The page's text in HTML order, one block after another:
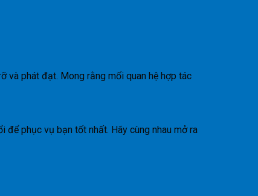
và phát đạt. Mong rằng mối quan hệ hợp tác
để phục vụ bạn tốt nhất. Hãy cùng nhau mở ra